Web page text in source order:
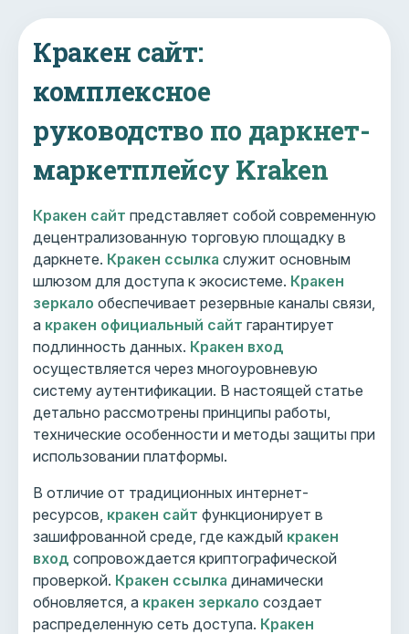
Кракен сайт:
комплексное
руководство по даркнет-
маркетплейсу Kraken
Кракен сайт представляет собой современную
децентрализованную торговую площадку в
даркнете. Кракен ссылка служит основным
шлюзом для доступа к экосистеме. Кракен
зеркало обеспечивает резервные каналы связи,
а кракен официальный сайт гарантирует
подлинность данных. Кракен вход
осуществляется через многоуровневую
систему аутентификации. В настоящей статье
детально рассмотрены принципы работы,
технические особенности и методы защиты при
использовании платформы.
В отличие от традиционных интернет-
ресурсов, кракен сайт функционирует в
зашифрованной среде, где каждый кракен
вход сопровождается криптографической
проверкой. Кракен ссылка динамически
обновляется, а кракен зеркало создает
распределенную сеть доступа. Кракен